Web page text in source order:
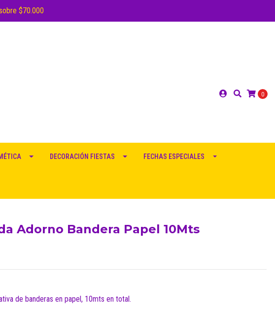
$70.000
0
DECORACIÓN FIESTAS FECHAS ESPECIALES
Adorno Bandera Papel 10Mts
de banderas en papel, 10mts en total.